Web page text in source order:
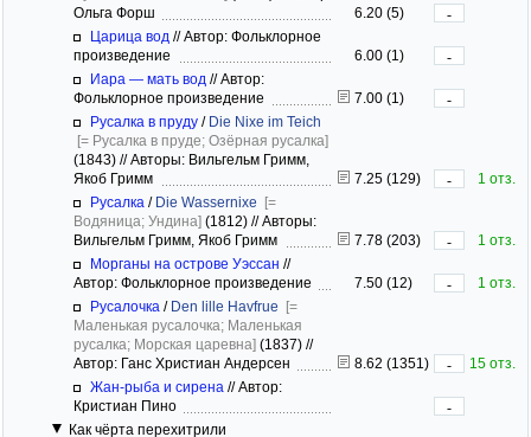
Ольга Форш
6.20 (5)
-
Царица вод //Автор: Фольклорное
произведение
6.00 (1)
-
Иара — мать вод //Автор:
Фольклорное произведение
7.00 (1)
-
Русалка в пруду / Die Nixe im Teich
[= Русалка в пруде; Озёрная русалка]
(1843) //Авторы: Вильгельм Гримм,
Якоб Гримм
7.25 (129) -
1 отз.
Русалка / Die Wassernixe [=
Водяница; Ундина] (1812) //Авторы:
Вильгельм Гримм, Якоб Гримм
7.78 (203) -
1 отз.
Морганы на острове Уэссан //
Автор: Фольклорное произведение
7.50 (12) -
1 отз.
Русалочка / Den lille Havfrue [=
Маленькая русалочка; Маленькая
русалка; Морская царевна] (1837) //
Автор: Ганс Христиан Андерсен
8.62 (1351) -
15 отз.
Жан-рыба и сирена //Автор:
Кристиан Пино
-
Как чёрта перехитрили